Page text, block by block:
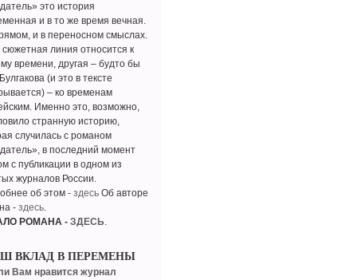
это история
и в то же время вечная.
и в переносном смыслах.
линия относится к
времени, другая – будто бы
(и это в тексте
– ко временам
Именно это, возможно,
странную историю,
случилась с романом
в последний момент
с публикации в одном из
журналов России.
об этом - здесь Об авторе
- здесь.
РОМАНА - ЗДЕСЬ.
ВКЛАД В ПЕРЕМЕНЫ
Вам нравится журнал